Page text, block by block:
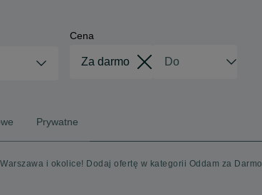
Cena
Prywatne
i okolice! Dodaj ofertę w kategorii Oddam za Darmo